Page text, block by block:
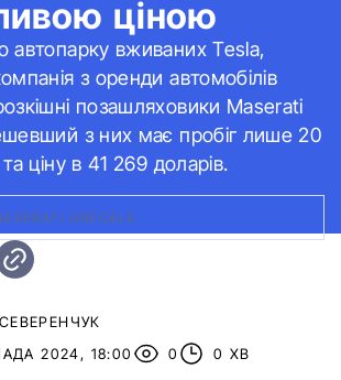
ціною
автопарку вживаних Tesla,
з оренди автомобілів
позашляховики Maserati
з них має пробіг лише 20
ціну в 41 269 доларів.
GRECALE
2024, 18:00
0 0 ХВ